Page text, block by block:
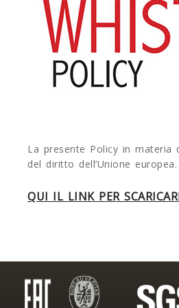
La presente Policy in materia
del diritto dell’Unione europea.
QUI IL LINK PER